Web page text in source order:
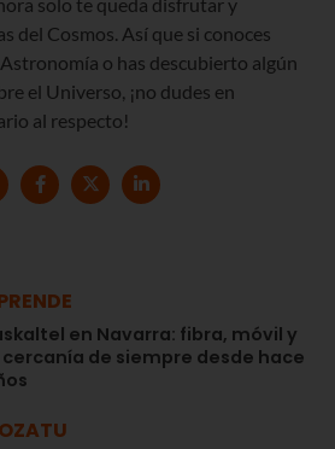
del Cosmos. Así que si conoces
o has descubierto algún
el Universo, ¡no dudes en
al respecto!
en Navarra: fibra, móvil y
cercanía de siempre desde hace